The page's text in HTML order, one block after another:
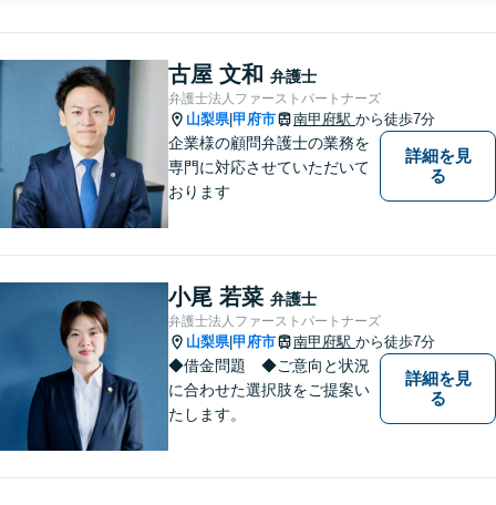
相談も【夜間・休日面談※要相
複雑事案除く】
古屋 文和 弁護士
弁護士法人ファーストパートナーズ
山梨県|甲府市 南甲府駅 から徒歩7分
企業様の顧問弁護士の業務を
専門に対応させていただいて
おります
詳細を見
る
小尾 若菜 弁護士
弁護士法人ファーストパートナーズ
山梨県|甲府市 南甲府駅 から徒歩7分
◆借金問題 ◆ご意向と状況
に合わせた選択肢をご提案い
たします。
詳細を見
る